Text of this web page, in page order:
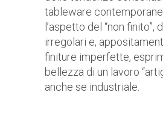
tableware
l’aspetto del “non finito”,
irregolari e,
finiture imperfette,
bellezza di un lavoro
anche se industriale.